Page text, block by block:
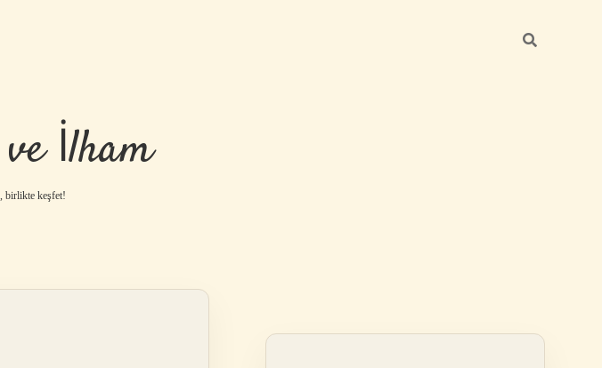
İlham
birlikte keşfet!